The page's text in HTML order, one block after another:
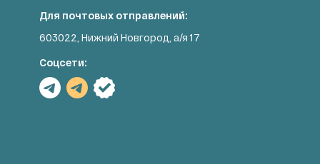
Для почтовых отправлений:
603022, Нижний Новгород, а/я 17
Соцсети: